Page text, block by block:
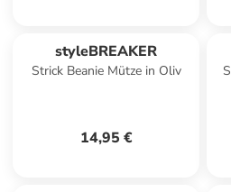
styleBREAKER
Strick Beanie Mütze in Oliv
14,95 €